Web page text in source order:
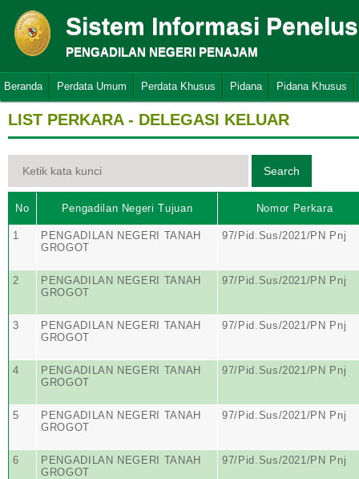
Sistem Informasi
PENGADILAN NEGERI PENAJAM
Beranda Perdata Umum Perdata Khusus Pidana Pidana Khusus
LIST PERKARA - DELEGASI KELUAR
No Pengadilan Negeri Tujuan Nomor Perkara
1
PENGADILAN NEGERI TANAH
GROGOT
97/Pid.Sus/2021/PN Pnj
2
PENGADILAN NEGERI TANAH
GROGOT
97/Pid.Sus/2021/PN Pnj
3
PENGADILAN NEGERI TANAH
GROGOT
97/Pid.Sus/2021/PN Pnj
4
PENGADILAN NEGERI TANAH
GROGOT
97/Pid.Sus/2021/PN Pnj
5
PENGADILAN NEGERI TANAH
GROGOT
97/Pid.Sus/2021/PN Pnj
6
PENGADILAN NEGERI TANAH
GROGOT
97/Pid.Sus/2021/PN Pnj